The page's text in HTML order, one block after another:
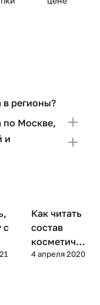
в регионы?
по Москве,
и
с
Уход за
лицом
Как читать
состав
косметичес
ких
4 апреля 2020